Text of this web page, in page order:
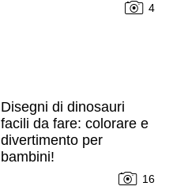
4
Disegni di dinosauri
facili da fare: colorare e
divertimento per
bambini!
16